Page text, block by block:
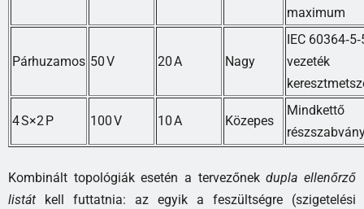
maximum
Párhuzamos 50 V 20 A Nagy
IEC
vezeték
4 S×2 P 100 V 10 A Közepes
Mindkettő
Kombinált topológiák esetén a tervezőnekdupla ellenőrző
listát kell futtatnia: az egyik a feszültségre (szigetelési